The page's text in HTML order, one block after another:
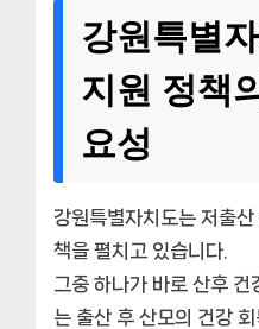
강원특별
지원 정책
요성
강원특별자치도는 저출
책을 펼치고 있습니다.
그중 하나가 바로 산후 건
는 출산 후 산모의 건강